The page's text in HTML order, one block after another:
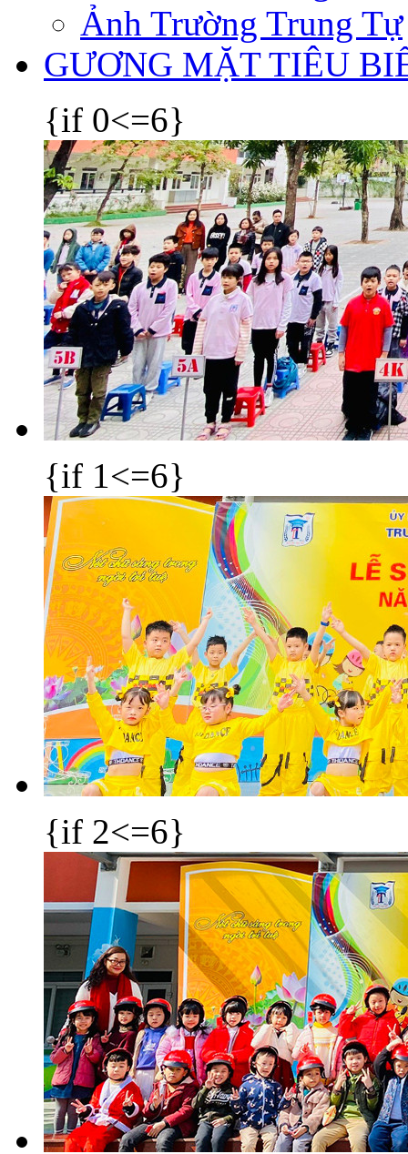
Ảnh Trường Trung Tự
GƯƠNG MẶT TIÊU
{if 0<=6}
{if 1<=6}
{if 2<=6}